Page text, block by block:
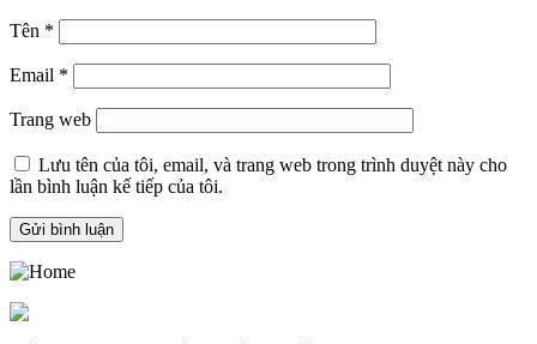
Tên *
Email *
Trang web
Lưu tên của tôi, email, và trang web trong trình duyệt này cho
lần bình luận kế tiếp của tôi.